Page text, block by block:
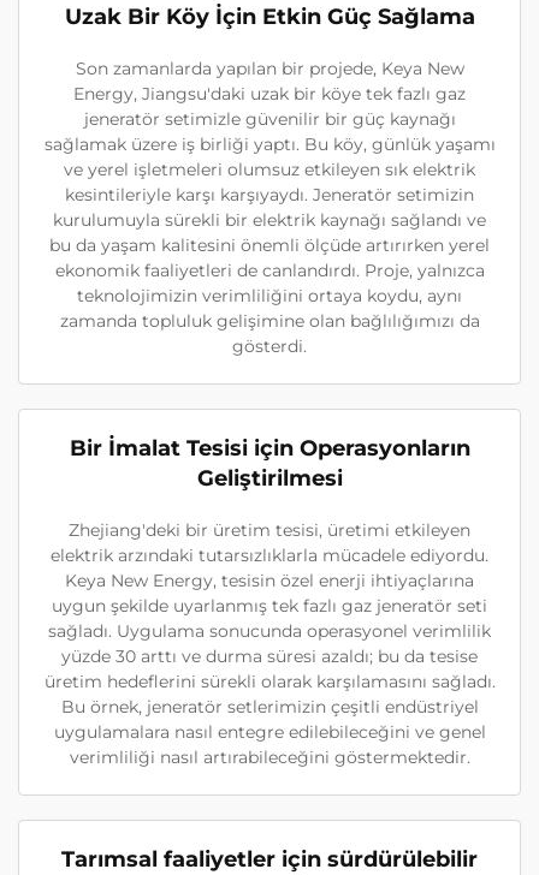
Uzak Bir Köy İçin Etkin Güç Sağlama
Son zamanlarda yapılan bir projede, Keya New
Energy, Jiangsu'daki uzak bir köye tek fazlı gaz
jeneratör setimizle güvenilir bir güç kaynağı
sağlamak üzere iş birliği yaptı. Bu köy, günlük yaşamı
ve yerel işletmeleri olumsuz etkileyen sık elektrik
kesintileriyle karşı karşıyaydı. Jeneratör setimizin
kurulumuyla sürekli bir elektrik kaynağı sağlandı ve
bu da yaşam kalitesini önemli ölçüde artırırken yerel
ekonomik faaliyetleri de canlandırdı. Proje, yalnızca
teknolojimizin verimliliğini ortaya koydu, aynı
zamanda topluluk gelişimine olan bağlılığımızı da
gösterdi.
Bir İmalat Tesisi için Operasyonların
Geliştirilmesi
Zhejiang'deki bir üretim tesisi, üretimi etkileyen
elektrik arzındaki tutarsızlıklarla mücadele ediyordu.
Keya New Energy, tesisin özel enerji ihtiyaçlarına
uygun şekilde uyarlanmış tek fazlı gaz jeneratör seti
sağladı. Uygulama sonucunda operasyonel verimlilik
yüzde 30 arttı ve durma süresi azaldı; bu da tesise
üretim hedeflerini sürekli olarak karşılamasını sağladı.
Bu örnek, jeneratör setlerimizin çeşitli endüstriyel
uygulamalara nasıl entegre edilebileceğini ve genel
verimliliği nasıl artırabileceğini göstermektedir.
Tarımsal faaliyetler için sürdürülebilir